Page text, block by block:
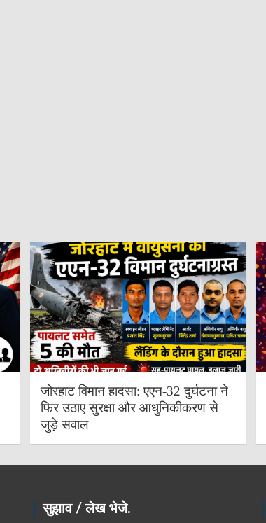
जोरहाट विमान हादसा: एएन-32 दुर्घटना ने
फिर उठाए सुरक्षा और आधुनिकीकरण से
जुड़े सवाल
सुझाव / लेख भेजे.